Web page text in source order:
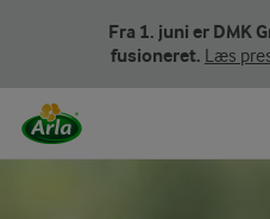
Fra 1. juni er DMK
fusioneret. Læs